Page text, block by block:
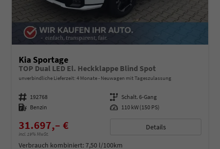
Kia Sportage
TOP Dual LED El. Heckklappe Blind Spot
unverbindliche Lieferzeit: 4 Monate Neuwagen mit Tageszulassung
Fahrzeugnummer 192768 Getriebe Schalt. 6-Gang
Kraftstoff Benzin Leistung 110 kW (150 PS)
31.697,– €
incl. 19% MwSt.
Details
Verbrauch kombiniert:7,50 l/100km